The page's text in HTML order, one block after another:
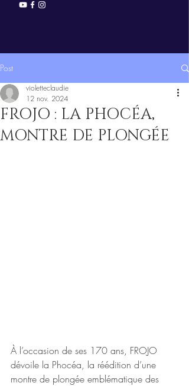
Post
FROJO : LA PHOCÉA,
MONTRE DE PLONGÉE
violetteclaudie
12 nov. 2024
À l’occasion de ses 170 ans, FROJO
dévoile la Phocéa, la réédition d’une
montre de plongée emblématique des